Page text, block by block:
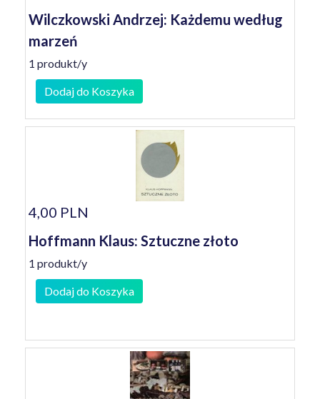
Wilczkowski Andrzej: Każdemu według
marzeń
1 produkt/y
Dodaj do Koszyka
4,00 PLN
Hoffmann Klaus: Sztuczne złoto
1 produkt/y
Dodaj do Koszyka